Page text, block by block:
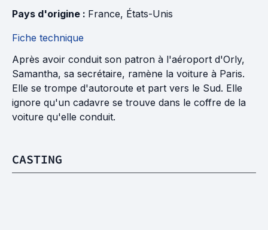
Pays d'origine : France, États-Unis
Fiche technique
Après avoir conduit son patron à l'aéroport d'Orly,
Samantha, sa secrétaire, ramène la voiture à Paris.
Elle se trompe d'autoroute et part vers le Sud. Elle
ignore qu'un cadavre se trouve dans le coffre de la
voiture qu'elle conduit.
CASTING